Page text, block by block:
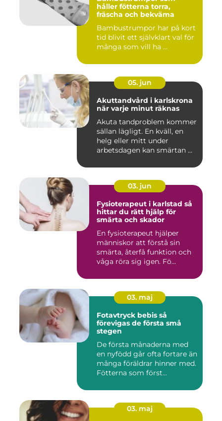
håller fötterna torra,
fräscha och bekväma
Bambustrumpor har på kort
tid blivit ett självklart val för
många som vill ha ...
05. jun
Akuttandvård i karlskrona
när varje minut räknas
Akuta tandproblem kommer
sällan lägligt. En kväll, en
helg eller mitt under
arbetsdagen kan smärtan ...
03. jun
Fysioterapeut i karlstad så
hittar du rätt hjälp för
smärta och skador
En fysioterapeut hjälper
människor att förstå sin
smärta, återfå funktion och
våga röra sig igen. Fö...
03. maj
Fotavtryck bebis så
förevigas de första små
stegen
De första månaderna med
en nyfödd går ofta fortare än
många föräldrar hinner med.
Fötterna som först...
03. maj